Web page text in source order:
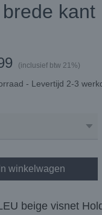
(inclusief btw 21%)
- Levertijd 2-3
In winkelwagen
beige visnet